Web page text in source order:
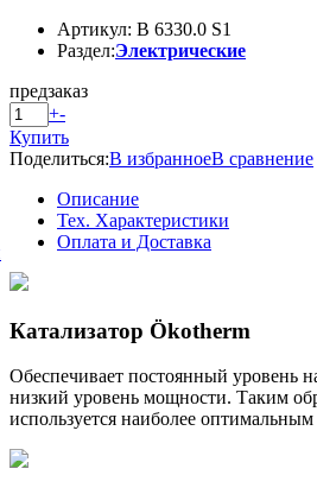
Артикул: B 6330.0 S1
Раздел:Электрические
предзаказ
+-
Купить
Поделиться:В избранноеВ сравнение
Описание
Тех. Характеристики
Оплата и Доставка
Катализатор Ökotherm
Обеспечивает постоянный уровень
низкий уровень мощности. Таким
используется наиболее оптимальным